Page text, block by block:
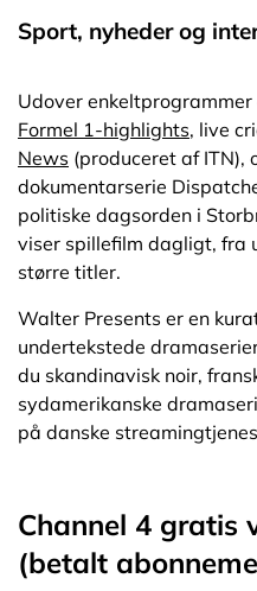
Sport, nyheder og
Udover
Formel 1-highlights, live
News (produceret af ITN),
dokumentarserie
politiske dagsorden i
viser spillefilm dagligt, fra
større titler.
Walter Presents er en
undertekstede
du skandinavisk noir,
sydamerikanske
på danske
Channel 4 gratis
(betalt